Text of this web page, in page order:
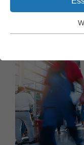
Essentielle Cookies
Webseite
Name
Anbieter
Laufzeit
Statistik und